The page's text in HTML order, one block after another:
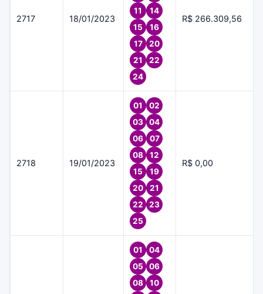
2717 18/01/2023
11
14
15
16
17
20
21
22
24
R$ 266.309,56
2718 19/01/2023
01
02
03
04
06
07
08
12
15
19
20
21
22
23
25
R$ 0,00
01
04
05
06
08
10